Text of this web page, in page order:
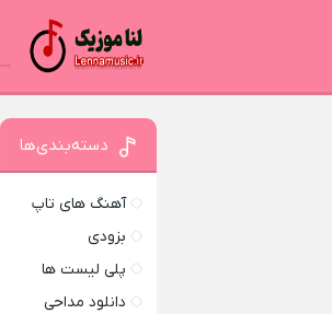
دسته‌بندی‌ها
آهنگ های تاپ
بزودی
پلی لیست ها
دانلود مداحی